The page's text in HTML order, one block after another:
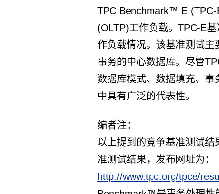
TPC Benchmark™ E (TPC-
(OLTP)工作负载。TPC-E
作负载情况。该基准测试
事务的中心数据库。尽管
数据库模式、数据填充、
中具有广泛的代表性。
编者注：
以上提到的竞争基准测试
准测试结果，发布网址为：
http://www.tpc.org/tpce/